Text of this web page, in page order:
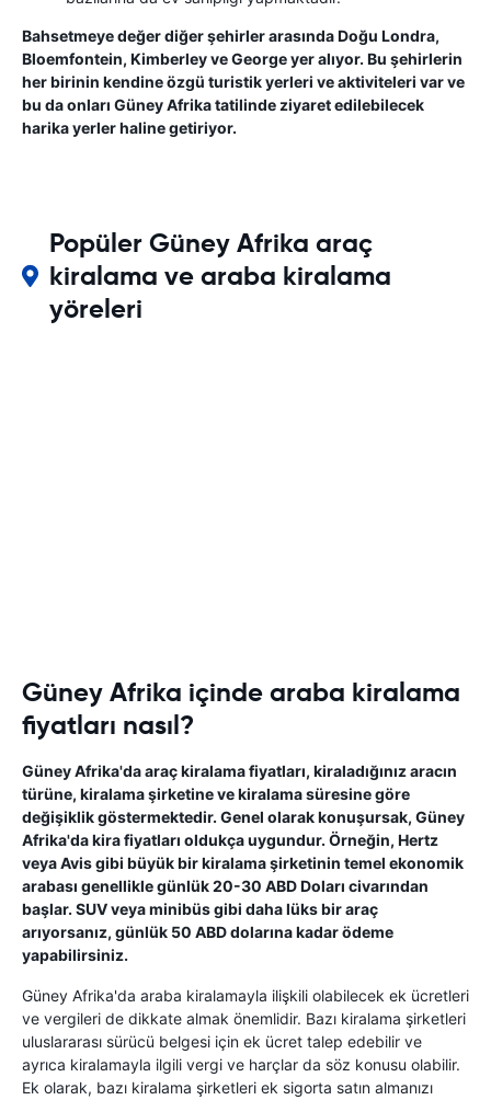
Bahsetmeye değer diğer şehirler arasında Doğu Londra,
Bloemfontein, Kimberley ve George yer alıyor. Bu şehirlerin
her birinin kendine özgü turistik yerleri ve aktiviteleri var ve
bu da onları Güney Afrika tatilinde ziyaret edilebilecek
harika yerler haline getiriyor.
Popüler Güney Afrika araç
kiralama ve araba kiralama
yöreleri
Güney Afrika içinde araba kiralama
fiyatları nasıl?
Güney Afrika'da araç kiralama fiyatları, kiraladığınız aracın
türüne, kiralama şirketine ve kiralama süresine göre
değişiklik göstermektedir. Genel olarak konuşursak, Güney
Afrika'da kira fiyatları oldukça uygundur. Örneğin, Hertz
veya Avis gibi büyük bir kiralama şirketinin temel ekonomik
arabası genellikle günlük 20-30 ABD Doları civarından
başlar. SUV veya minibüs gibi daha lüks bir araç
arıyorsanız, günlük 50 ABD dolarına kadar ödeme
yapabilirsiniz.
Güney Afrika'da araba kiralamayla ilişkili olabilecek ek ücretleri
ve vergileri de dikkate almak önemlidir. Bazı kiralama şirketleri
uluslararası sürücü belgesi için ek ücret talep edebilir ve
ayrıca kiralamayla ilgili vergi ve harçlar da söz konusu olabilir.
Ek olarak, bazı kiralama şirketleri ek sigorta satın almanızı